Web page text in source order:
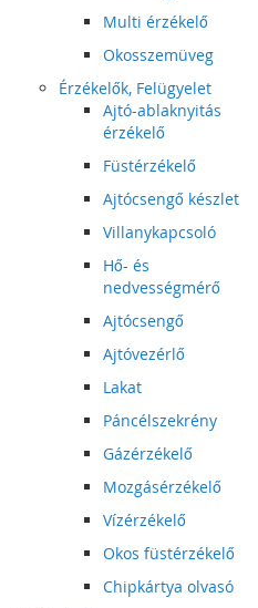
Multi érzékelő
Okosszemüveg
Érzékelők, Felügyelet
Ajtó-ablaknyitás
érzékelő
Füstérzékelő
Ajtócsengő készlet
Villanykapcsoló
Hő- és
nedvességmérő
Ajtócsengő
Ajtóvezérlő
Lakat
Páncélszekrény
Gázérzékelő
Mozgásérzékelő
Vízérzékelő
Okos füstérzékelő
Chipkártya olvasó